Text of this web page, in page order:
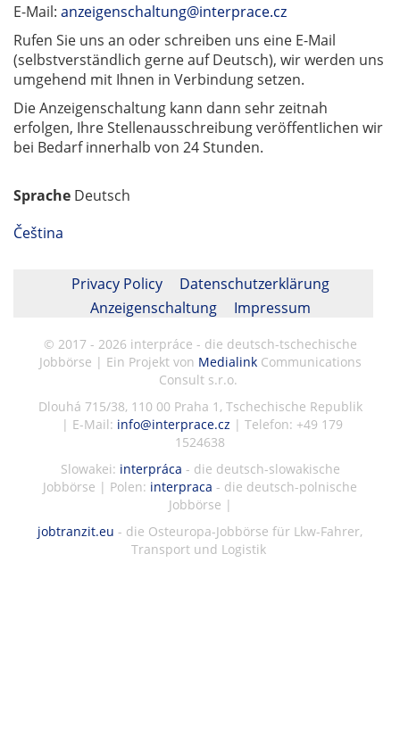
E-Mail: anzeigenschaltung@interprace.cz
Rufen Sie uns an oder schreiben uns eine E-Mail
(selbstverständlich gerne auf Deutsch), wir werden uns
umgehend mit Ihnen in Verbindung setzen.
Die Anzeigenschaltung kann dann sehr zeitnah
erfolgen, Ihre Stellenausschreibung veröffentIichen wir
bei Bedarf innerhalb von 24 Stunden.
Sprache Deutsch
Čeština
Privacy Policy
Datenschutzerklärung
Anzeigenschaltung
Impressum
© 2017 - 2026 interpráce - die deutsch-tschechische
Jobbörse | Ein Projekt von MedialinkCommunications
Consult s.r.o.
Dlouhá 715/38, 110 00 Praha 1, Tschechische Republik
| E-Mail: info@interprace.cz | Telefon: +49 179
1524638
Slowakei: interpráca - die deutsch-slowakische
Jobbörse | Polen: interpraca - die deutsch-polnische
Jobbörse |
jobtranzit.eu - die Osteuropa-Jobbörse für Lkw-Fahrer,
Transport und Logistik